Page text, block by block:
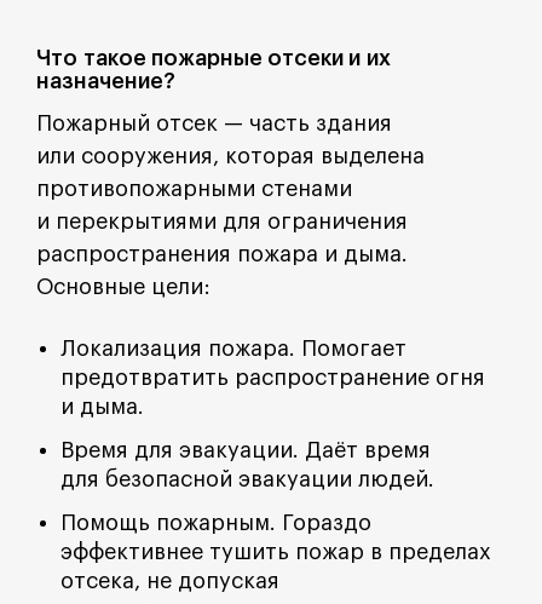
Что такое пожарные отсеки и их
назначение?
Пожарный отсек — часть здания
или сооружения, которая выделена
противопожарными стенами
и перекрытиями для ограничения
распространения пожара и дыма.
Основные цели:
Локализация пожара. Помогает
предотвратить распространение огня
и дыма.
Время для эвакуации. Даёт время
для безопасной эвакуации людей.
Помощь пожарным. Гораздо
эффективнее тушить пожар в пределах
отсека, не допуская